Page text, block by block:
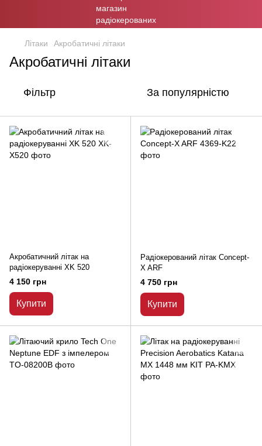
Літаки Акробатичні літаки
Акробатичні літаки
Фільтр За популярністю
Акробатичний літак на
радіокеруванні XK 520
4 150 грн
Купити
Радіокерований літак Concept-
X ARF
4 750 грн
Купити